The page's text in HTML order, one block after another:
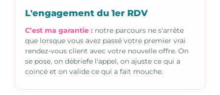
L'engagement du 1er RDV
C’est ma garantie : notre parcours ne s'arrête
que lorsque vous avez passé votre premier vrai
rendez-vous client avec votre nouvelle offre. On
se pose, on débriefe l'appel, on ajuste ce qui a
coincé et on valide ce qui a fait mouche.